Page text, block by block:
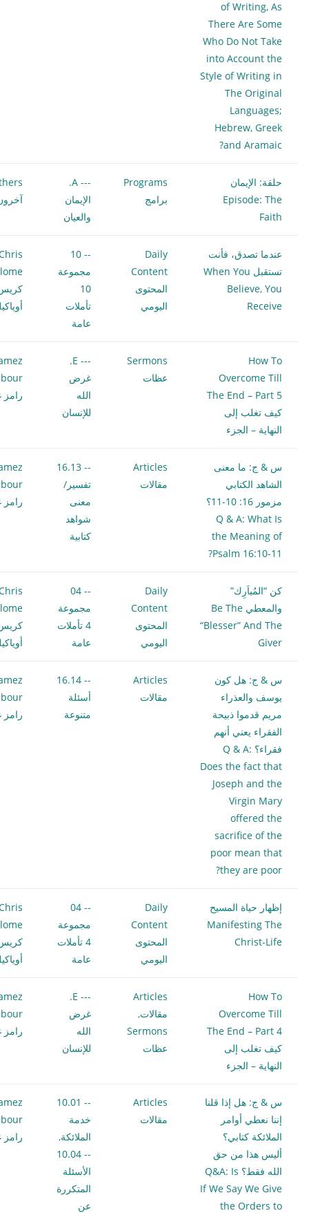
of Writing, As
There Are Some
Who Do Not Take
into Account the
Style of Writing in
The Original
Languages;
Hebrew, Greek
and Aramaic?
حلقة: الإيمان
Episode: The
Faith
Programs
برامج
--- A.
الإيمان
والعيان
عندما تصدق، فأنت
تستقبل When You
Believe, You
Receive
Daily
Content
المحتوى
اليومي
-- 10
مجموعة
10
تأملات
عامة
How To
Overcome Till
The End – Part 5
كيف تغلب إلى
النهاية – الجزء
Sermons
عظات
--- E.
غرض
الله
للإنسان
رامز
س & ج: ما معنى
الشاهد الكتابي
مزمور 16: 10-11؟
Q & A: What Is
the Meaning of
Psalm 16:10-11?
Articles
مقالات
-- 16.13
تفسير/
معنى
شواهد
كتابية
رامز
كن “المُباَرِك”
والمعطي Be The
“Blesser” And The
Giver
Daily
Content
المحتوى
اليومي
-- 04
مجموعة
4 تأملات
عامة
س & ج: هل كون
يوسف والعذراء
مريم قدموا ذبيحة
الفقراء يعني أنهم
فقراء؟ Q & A:
Does the fact that
Joseph and the
Virgin Mary
offered the
sacrifice of the
poor mean that
they are poor?
Articles
مقالات
-- 16.14
أسئلة
متنوعة
رامز
إظهار حياة المسيح
Manifesting The
Christ-Life
Daily
Content
المحتوى
اليومي
-- 04
مجموعة
4 تأملات
عامة
How To
Overcome Till
The End – Part 4
كيف تغلب إلى
النهاية – الجزء
Articles
مقالات,
Sermons
عظات
--- E.
غرض
الله
للإنسان
رامز
س & ج: هل إذا قلنا
إننا نعطي أوامر
الملائكة كتابي؟
أليس هذا من حق
الله فقط؟ Q&A: Is
If We Say We Give
the Orders to
Articles
مقالات
-- 10.01
خدمة
الملائكة,
-- 10.04
الأسئلة
المتكررة
عن
رامز